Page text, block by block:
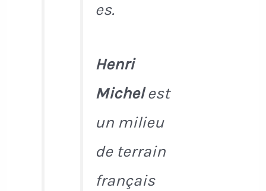
es.
Henri
Michelest
un milieu
de terrain
français